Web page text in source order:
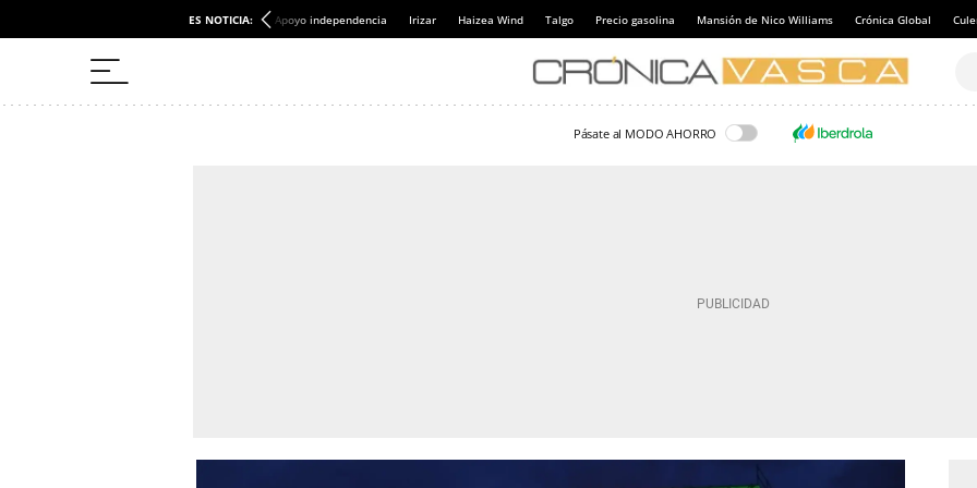
ES NOTICIA: Apoyo independencia Irizar Haizea Wind Talgo Precio gasolina Mansión de Nico Williams Crónica Global
Pásate al MODO AHORRO